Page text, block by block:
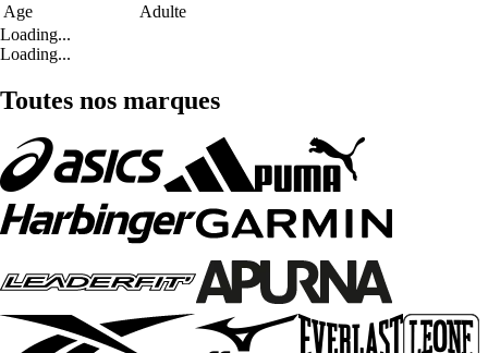
Age
Adulte
Loading...
Loading...
Toutes nos marques